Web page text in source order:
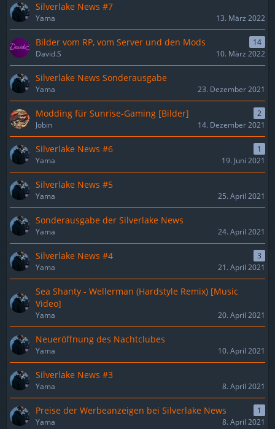
Silverlake News #7
Yama 13. März 2022
Bilder vom RP, vom Server und den Mods
14
David.S
10. März 2022
Silverlake News Sonderausgabe
Yama 23. Dezember 2021
Modding für Sunrise-Gaming [Bilder]
2
Jobin
14. Dezember 2021
Silverlake News #6
1
Yama
19. Juni 2021
Silverlake News #5
Yama 25. April 2021
Sonderausgabe der Silverlake News
Yama 24. April 2021
Silverlake News #4
3
Yama
21. April 2021
Sea Shanty - Wellerman (Hardstyle Remix) [Music
Video]
Yama 20. April 2021
Neueröffnung des Nachtclubes
Yama 10. April 2021
Silverlake News #3
Yama 8. April 2021
Preise der Werbeanzeigen bei Silverlake News
1
Yama
8. April 2021